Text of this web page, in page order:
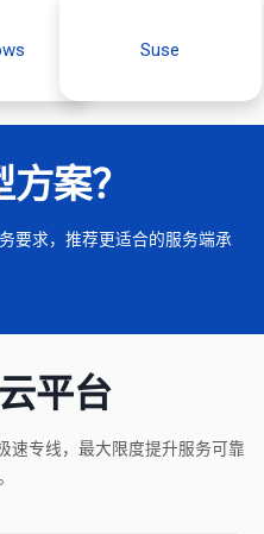
Suse
案？
要求，推荐更适合的服务端承
平台
速专线，最大限度提升服务可靠